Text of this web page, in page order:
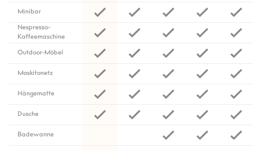
Minibar
Nespresso-
Kaffeemaschine
Outdoor-Möbel
Moskitonetz
Hängematte
Dusche
Badewanne